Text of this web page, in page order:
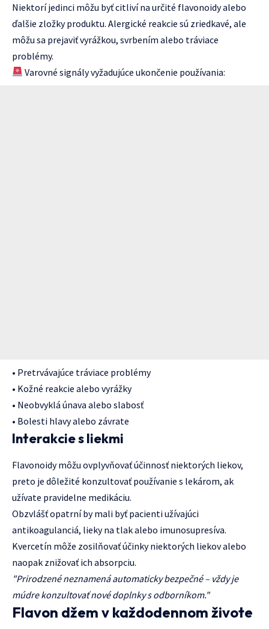
Niektorí jedinci môžu byť citliví na určité flavonoidy alebo
ďalšie zložky produktu. Alergické reakcie sú zriedkavé, ale
môžu sa prejaviť vyrážkou, svrbením alebo tráviace
problémy.
Varovné signály vyžadujúce ukončenie používania:
• Pretrvávajúce tráviace problémy
• Kožné reakcie alebo vyrážky
• Neobvyklá únava alebo slabosť
• Bolesti hlavy alebo závrate
Interakcie s liekmi
Flavonoidy môžu ovplyvňovať účinnosť niektorých liekov,
preto je dôležité konzultovať používanie s lekárom, ak
užívate pravidelne medikáciu.
Obzvlášť opatrní by mali byť pacienti užívajúci
antikoagulanciá, lieky na tlak alebo imunosupresíva.
Kvercetín môže zosilňovať účinky niektorých liekov alebo
naopak znižovať ich absorpciu.
"Prirodzené neznamená automaticky bezpečné – vždy je
múdre konzultovať nové doplnky s odborníkom."
Flavon džem v každodennom živote